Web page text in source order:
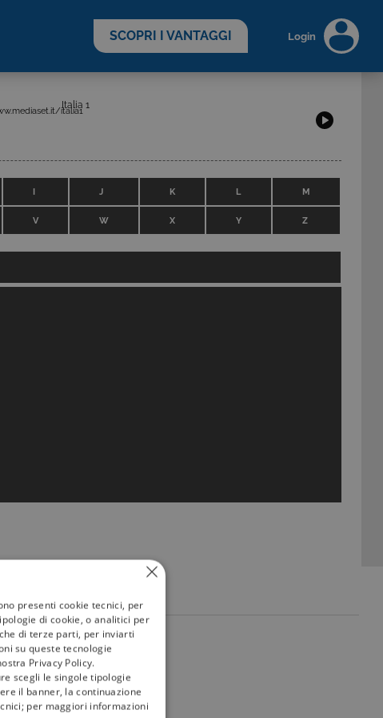
SCOPRI I VANTAGGI Login
Italia 1
italia1
I J K L M
V W X Y Z
mytivù
presenti cookie tecnici, per
di cookie, o analitici per
di terze parti, per inviarti
su queste tecnologie
Privacy Policy.
scegli le singole tipologie
il banner, la continuazione
per maggiori informazioni